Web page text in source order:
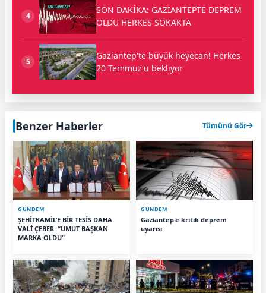
4
SON DAKİKA: GAZİANTEPTE DEPREM
OLDU HERKES SOKAKTA
5
Gaziantep'te büyük heyecan! Herkes
20 Temmuz'u bekliyor
Benzer Haberler Tümünü Gör
GÜNDEM
ŞEHİTKAMİL’E BİR TESİS DAHA
VALİ ÇEBER: “UMUT BAŞKAN
MARKA OLDU”
GÜNDEM
Gaziantep'e kritik deprem
uyarısı